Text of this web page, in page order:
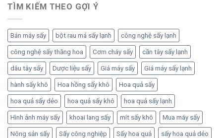
TÌM KIẾM THEO GỢI Ý
Bán máy sấy bột rau má sấy lạnh công nghệ sấy lạnh
công nghệ sấy thăng hoa Cơm cháy sấy cần tây sấy lạnh
dâu tây sấy Dược liệu sấy Giá máy sấy Giá máy sấy lạnh
hành sấy khô Hoa hồng sấy khô Hoa quả sấy
hoa quả sấy dẻo hoa quả sấy khô hoa quả sấy lạnh
Hình ảnh máy sấy khoai lang sấy mít sấy khô Mua máy sấy
Nông sản sấy Sấy công nghiệp Sấy hoa quả sấy hoa quả dẻo